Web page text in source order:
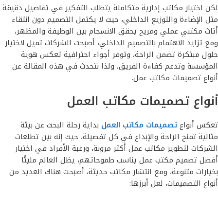
لكن اختيار مكاتب إدارية متكاملة يتطلب التفكير في تفاصيل دقيقة
مثل الإضاءة والتوزيع الداخلي، حيث لا يكتمل التصميم دون انتقاء
أثاث مكتبي عملي ومريح يحقق الانسجام بين الوظيفة والمظهر،
ومع تزايد الاهتمام بالتصميم الداخلي، أصبحت الشركات تميل لاختيار
حلول مبتكرة تضمن الراحة، وتوفر أجواء احترافية تعكس هوية
المؤسسة وتدعم كفاءة الفريق، ولذا نتحدث في هذه المقالة عن
أنواع تصميمات مكاتب عمل.
أنواع تصميمات مكاتب العمل
تعكس أنواع تصميمات مكاتب العمل بداية رحلة البحث عن بيئة
مثالية تمنح الراحة والإبداع في كل تفصيلة، حيث إنه بين تطلعات
الشركات لتطوير مكاتب عمل أكثر مرونة، ورغبة الأفراد في اختيار
أفضل تصميم مكتب عمل يناسب طموحاتهم، يظل العالم مليئًا
بخيارات متنوعة، ومع انتشار مكاتب حديثة، أصبحت هناك العديد من
أنواع التصميمات، لعل أبرزها: